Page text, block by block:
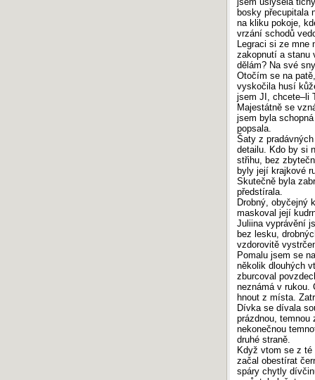
bosky přecupitala
na kliku pokoje,
vrzání schodů
Legraci si ze
zakopnutí a stanu
dělám? Na své
Otočím se na
vyskočila husí
jsem JI, chcete–li
Majestátně se
jsem byla
popsala.
Šaty z
detailu. Kdo by si
střihu, bez
byly její krajkové
Skutečně byla
předstírala.
Drobný, obyčejný
maskoval její
Juliina vyprávění
bez lesku,
vzdorovitě
Pomalu jsem se
několik dlouhých
zburcoval
neznámá v rukou.
hnout z místa.
Dívka se dívala
prázdnou, temnou
nekonečnou
druhé straně.
Když vtom se z
začal obestírat
spáry chytly